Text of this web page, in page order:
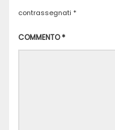
contrassegnati *
COMMENTO*